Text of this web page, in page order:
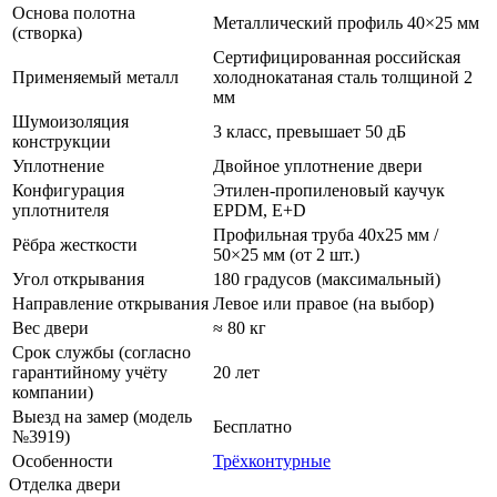
Основа полотна
(створка)
Металлический профиль 40×25 мм
Применяемый металл
Сертифицированная российская
холоднокатаная сталь толщиной 2
мм
Шумоизоляция
конструкции
3 класс, превышает 50 дБ
Уплотнение
Двойное уплотнение двери
Конфигурация
уплотнителя
Этилен-пропиленовый каучук
EPDM, E+D
Рёбра жесткости
Профильная труба 40х25 мм /
50×25 мм (от 2 шт.)
Угол открывания
180 градусов (максимальный)
Направление открывания Левое или правое (на выбор)
Вес двери
≈ 80 кг
Срок службы (согласно
гарантийному учёту
компании)
20 лет
Выезд на замер (модель
№3919)
Бесплатно
Особенности
Трёхконтурные
Отделка двери